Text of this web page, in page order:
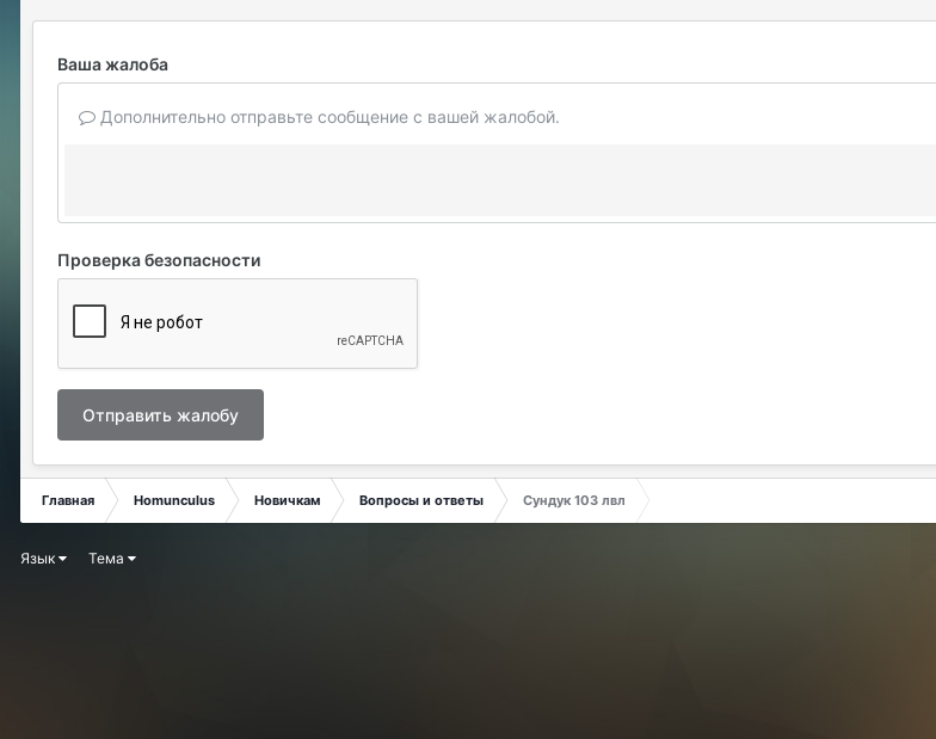
Ваша жалоба
Дополнительно отправьте сообщение с вашей жалобой.
Проверка безопасности
Отправить жалобу
Главная Homunculus Новичкам Вопросы и ответы Сундук 103 лвл
Язык Тема